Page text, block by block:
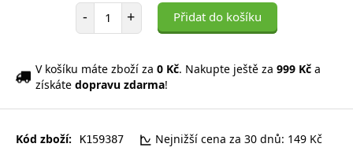
- Počet položek
+ Přidat do košíku
V košíku máte zboží za 0 Kč. Nakupte ještě za 999 Kč a
získáte dopravu zdarma!
Kód zboží: K159387
Nejnižší cena za 30 dnů: 149 Kč